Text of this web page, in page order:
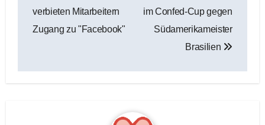
verbieten Mitarbeitern
Zugang zu "Facebook"
im Confed-Cup gegen
Südamerikameister
Brasilien